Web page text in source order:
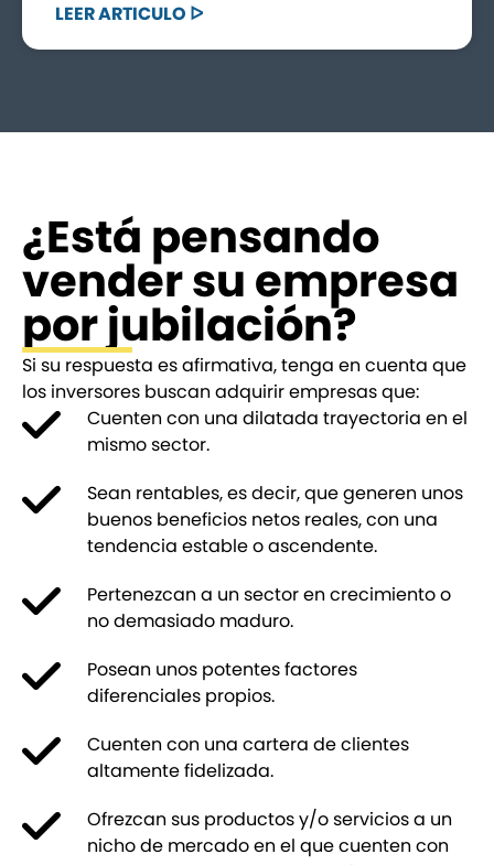
LEER ARTICULO ᐅ
¿Está pensando
vender su empresa
por jubilación?
Si su respuesta es afirmativa, tenga en cuenta que
los inversores buscan adquirir empresas que:
Cuenten con una dilatada trayectoria en el
mismo sector.
Sean rentables, es decir, que generen unos
buenos beneficios netos reales, con una
tendencia estable o ascendente.
Pertenezcan a un sector en crecimiento o
no demasiado maduro.
Posean unos potentes factores
diferenciales propios.
Cuenten con una cartera de clientes
altamente fidelizada.
Ofrezcan sus productos y/o servicios a un
nicho de mercado en el que cuenten con